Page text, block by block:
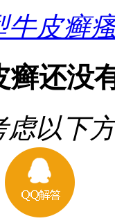
牛皮癣
癣还没
虑以下